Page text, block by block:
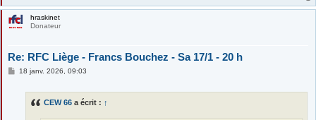
hraskinet
Donateur
Re: RFC Liège - Francs Bouchez - Sa 17/1 - 20 h
M18 janv. 2026, 09:03
CEW 66 a écrit : ↑